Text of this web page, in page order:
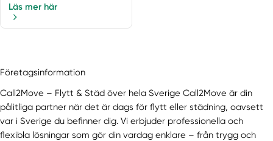
Läs mer här
Företagsinformation
Call2Move – Flytt & Städ över hela Sverige Call2Move är din
pålitliga partner när det är dags för flytt eller städning, oavsett
var i Sverige du befinner dig. Vi erbjuder professionella och
flexibla lösningar som gör din vardag enklare – från trygg och